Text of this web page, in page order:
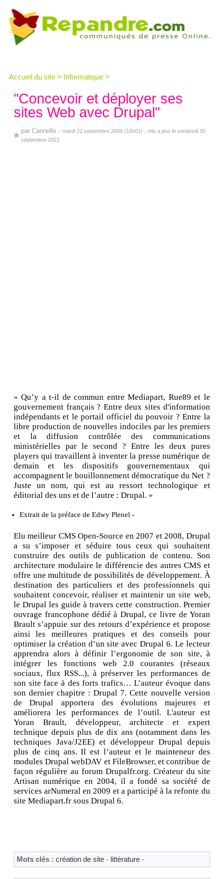
Accueil du site > Informatique >
"Concevoir et déployer ses
sites Web avec Drupal"
par Cannelle - mardi 22 septembre 2009 (16h01)
, mis a jour le vendredi 30
septembre 2022
« Qu’y a t-il de commun entre Mediapart, Rue89 et le
gouvernement français ? Entre deux sites d'information
indépendants et le portail officiel du pouvoir ? Entre la
libre production de nouvelles indociles par les premiers
et la diffusion contrôlée des communications
ministérielles par le second ? Entre les deux pures
players qui travaillent à inventer la presse numérique de
demain et les dispositifs gouvernementaux qui
accompagnent le bouillonnement démocratique du Net ?
Juste un nom, qui est au ressort technologique et
éditorial des uns et de l’autre : Drupal. »
Extrait de la préface de Edwy Plenel -
Elu meilleur CMS Open-Source en 2007 et 2008, Drupal
a su s’imposer et séduire tous ceux qui souhaitent
construire des outils de publication de contenu. Son
architecture modulaire le différencie des autres CMS et
offre une multitude de possibilités de développement. À
destination des particuliers et des professionnels qui
souhaitent concevoir, réaliser et maintenir un site web,
le Drupal les guide à travers cette construction. Premier
ouvrage francophone dédié à Drupal, ce livre de Yoran
Brault s’appuie sur des retours d’expérience et propose
ainsi les meilleures pratiques et des conseils pour
optimiser la création d’un site avec Drupal 6. Le lecteur
apprendra alors à définir l’ergonomie de son site, à
intégrer les fonctions web 2.0 courantes (réseaux
sociaux, flux RSS...), à préserver les performances de
son site face à des forts trafics… L’auteur évoque dans
son dernier chapitre : Drupal 7. Cette nouvelle version
de Drupal apportera des évolutions majeures et
améliorera les performances de l’outil. L'auteur est
Yoran Brault, développeur, architecte et expert
technique depuis plus de dix ans (notamment dans les
techniques Java/J2EE) et développeur Drupal depuis
plus de cinq ans. Il est l’auteur et le mainteneur des
modules Drupal webDAV et FileBrowser, et contribue de
façon régulière au forum Drupalfr.org. Créateur du site
Artisan numérique en 2004, il a fondé sa société de
services arNumeral en 2009 et a participé à la refonte du
site Mediapart.fr sous Drupal 6.
Mots clés : création de site - littérature -